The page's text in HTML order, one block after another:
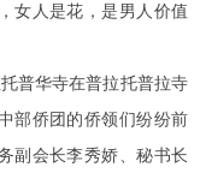
女人是花，是男人价值
普华寺在普拉托普拉寺
部侨团的侨领们纷纷前
副会长李秀娇、秘书长